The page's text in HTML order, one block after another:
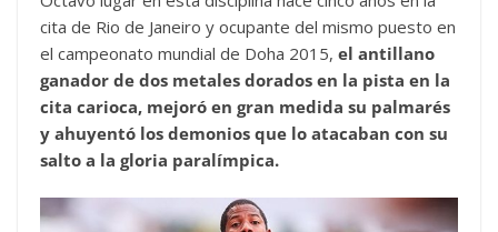
cita de Rio de Janeiro y ocupante del mismo puesto en
el campeonato mundial de Doha 2015, el antillano
ganador de dos metales dorados en la pista en la
cita carioca, mejoró en gran medida su palmarés
y ahuyentó los demonios que lo atacaban con su
salto a la gloria paralímpica.